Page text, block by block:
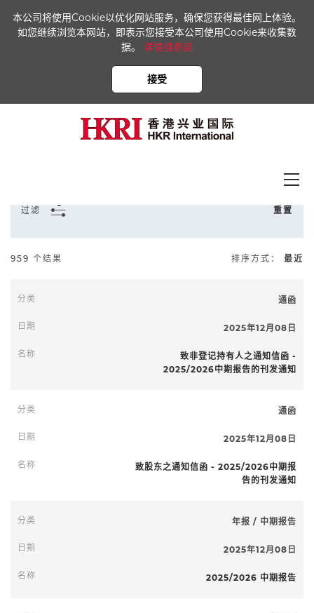
本公司将使用Cookie以优化网站服务，确保您获得最佳网上体验。
如您继续浏览本网站，即表示您接受本公司使用Cookie来收集数
据。 详情请参阅
接受
*除新闻稿外，其他文件只提供繁体中文版本。
过滤 重置
隐藏过滤器
959 个结果 排序方式： 最近
通函
2025年12月08日
致非登记持有人之通知信函 -
2025/2026中期报告的刊发通知
通函
2025年12月08日
致股东之通知信函 - 2025/2026中期报
告的刊发通知
年报 / 中期报告
2025年12月08日
2025/2026 中期报告